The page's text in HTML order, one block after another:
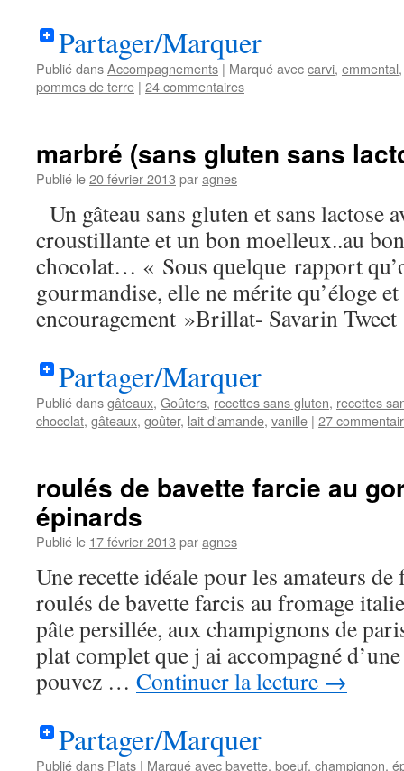
Partager/Marquer
Publié dansAccompagnements | Marqué aveccarvi, emmental
pommes de terre | 24 commentaires
marbré (sans gluten sans
Publié le20 février 2013 paragnes
Un gâteau sans gluten et sans lactose
croustillante et un bon moelleux..au
chocolat… « Sous quelque rapport
gourmandise, elle ne mérite qu’éloge et
encouragement »Brillat- Savarin Tweet
Partager/Marquer
Publié dansgâteaux, Goûters, recettes sans gluten, recettes
chocolat, gâteaux, goûter, lait d'amande, vanille | 27
roulés de bavette farcie au
épinards
Publié le 17 février 2013 paragnes
Une recette idéale pour les amateurs de
roulés de bavette farcis au fromage
pâte persillée, aux champignons de
plat complet que j ai accompagné
pouvez … Continuer la lecture →
Partager/Marquer
Publié dans Plats | Marqué avecbavette, boeuf, champignon,